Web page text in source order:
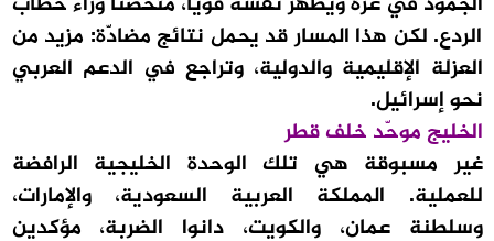
الردع. لكن هذا المسار قد يحمل نتائج مضادّة: مزيد من
العزلة الإقليمية والدولية، وتراجع في الدعم العربي
نحو إسرائيل.
الخليج موحّد خلف قطر
غير مسبوقة هي تلك الوحدة الخليجية الرافضة
للعملية. المملكة العربية السعودية، والإمارات،
وسلطنة عمان، والكويت، دانوا الضربة، مؤكدين